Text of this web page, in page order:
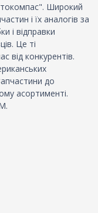
Широкий
і їх аналогів за
і відправки
Це ті
від конкурентів.
до
асортименті.